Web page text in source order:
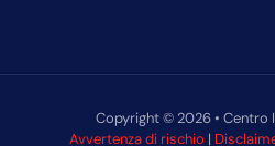
Copyright © 2026 • Centro
Avvertenza di rischio |